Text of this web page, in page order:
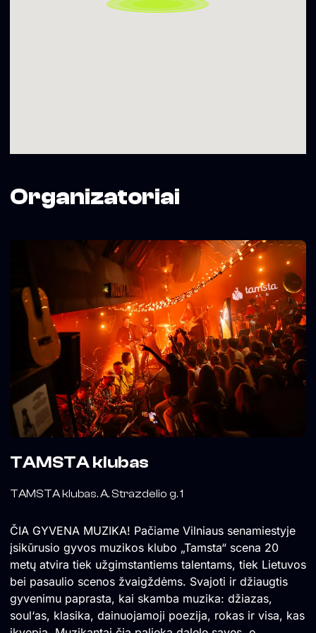
„Dainyklos projektą iš dalies finansuoja Vilniaus miesto
Organizatoriai
TAMSTA klubas
TAMSTA klubas. A. Strazdelio g. 1
ČIA GYVENA MUZIKA! Pačiame Vilniaus senamiestyje
įsikūrusio gyvos muzikos klubo „Tamsta“ scena 20
metų atvira tiek užgimstantiems talentams, tiek Lietuvos
bei pasaulio scenos žvaigždėms. Svajoti ir džiaugtis
gyvenimu paprasta, kai skamba muzika: džiazas,
soul‘as, klasika, dainuojamoji poezija, rokas ir visa, kas